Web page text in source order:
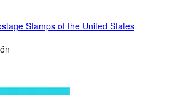
Stamps of the United States